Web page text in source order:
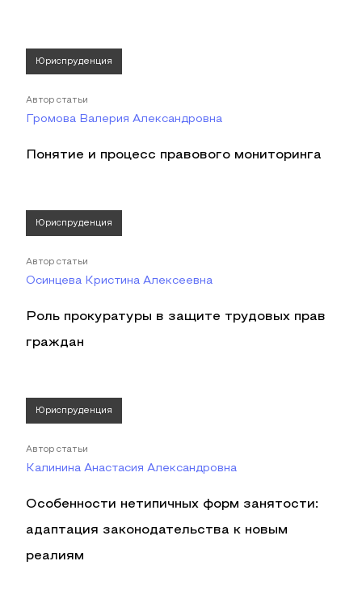
Юриспруденция
Автор статьи
Громова Валерия Александровна
Понятие и процесс правового мониторинга
Юриспруденция
Автор статьи
Осинцева Кристина Алексеевна
Роль прокуратуры в защите трудовых прав
граждан
Юриспруденция
Автор статьи
Калинина Анастасия Александровна
Особенности нетипичных форм занятости:
адаптация законодательства к новым
реалиям